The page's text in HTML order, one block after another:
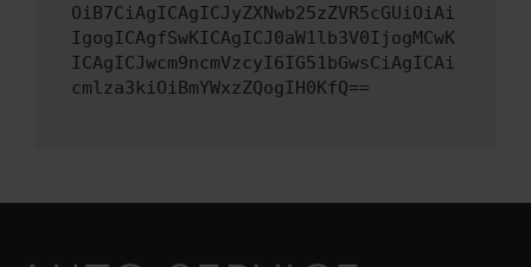
OiB7CiAgICAgICJyZXNwb25zZVR5cGUiOiAi
IgogICAgfSwKICAgICJ0aW1lb3V0IjogMCwK
ICAgICJwcm9ncmVzcyI6IG51bGwsCiAgICAi
cmlza3kiOiBmYWxzZQogIH0KfQ==